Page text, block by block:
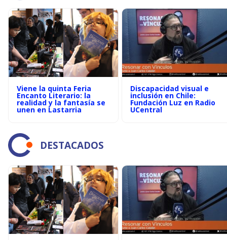
Viene la quinta Feria
Encanto Literario: la
realidad y la fantasía se
unen en Lastarria
Discapacidad visual e
inclusión en Chile:
Fundación Luz en Radio
UCentral
DESTACADOS